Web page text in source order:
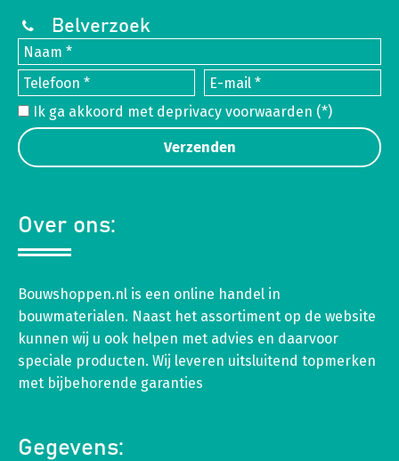
Belverzoek
Ik ga akkoord met deprivacy voorwaarden (*)
Over ons:
Bouwshoppen.nl is een online handel in
bouwmaterialen. Naast het assortiment op de website
kunnen wij u ook helpen met advies en daarvoor
speciale producten. Wij leveren uitsluitend topmerken
met bijbehorende garanties
Gegevens: